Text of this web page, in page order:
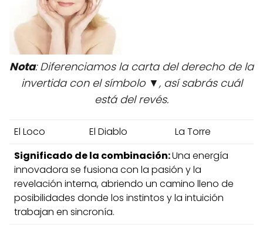
Nota: Diferenciamos la carta del derecho de la
invertida con el símbolo ▼, así sabrás cuál
está del revés.
El Loco El Diablo
La Torre
Significado de la combinación:Una energía
innovadora se fusiona con la pasión y la
revelación interna, abriendo un camino lleno de
posibilidades donde los instintos y la intuición
trabajan en sincronía.